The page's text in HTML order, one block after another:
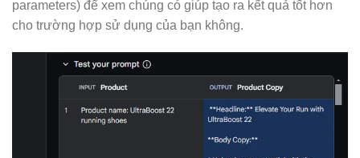
parameters) để xem chúng có giúp tạo ra kết quả tốt hơn
cho trường hợp sử dụng của bạn không.